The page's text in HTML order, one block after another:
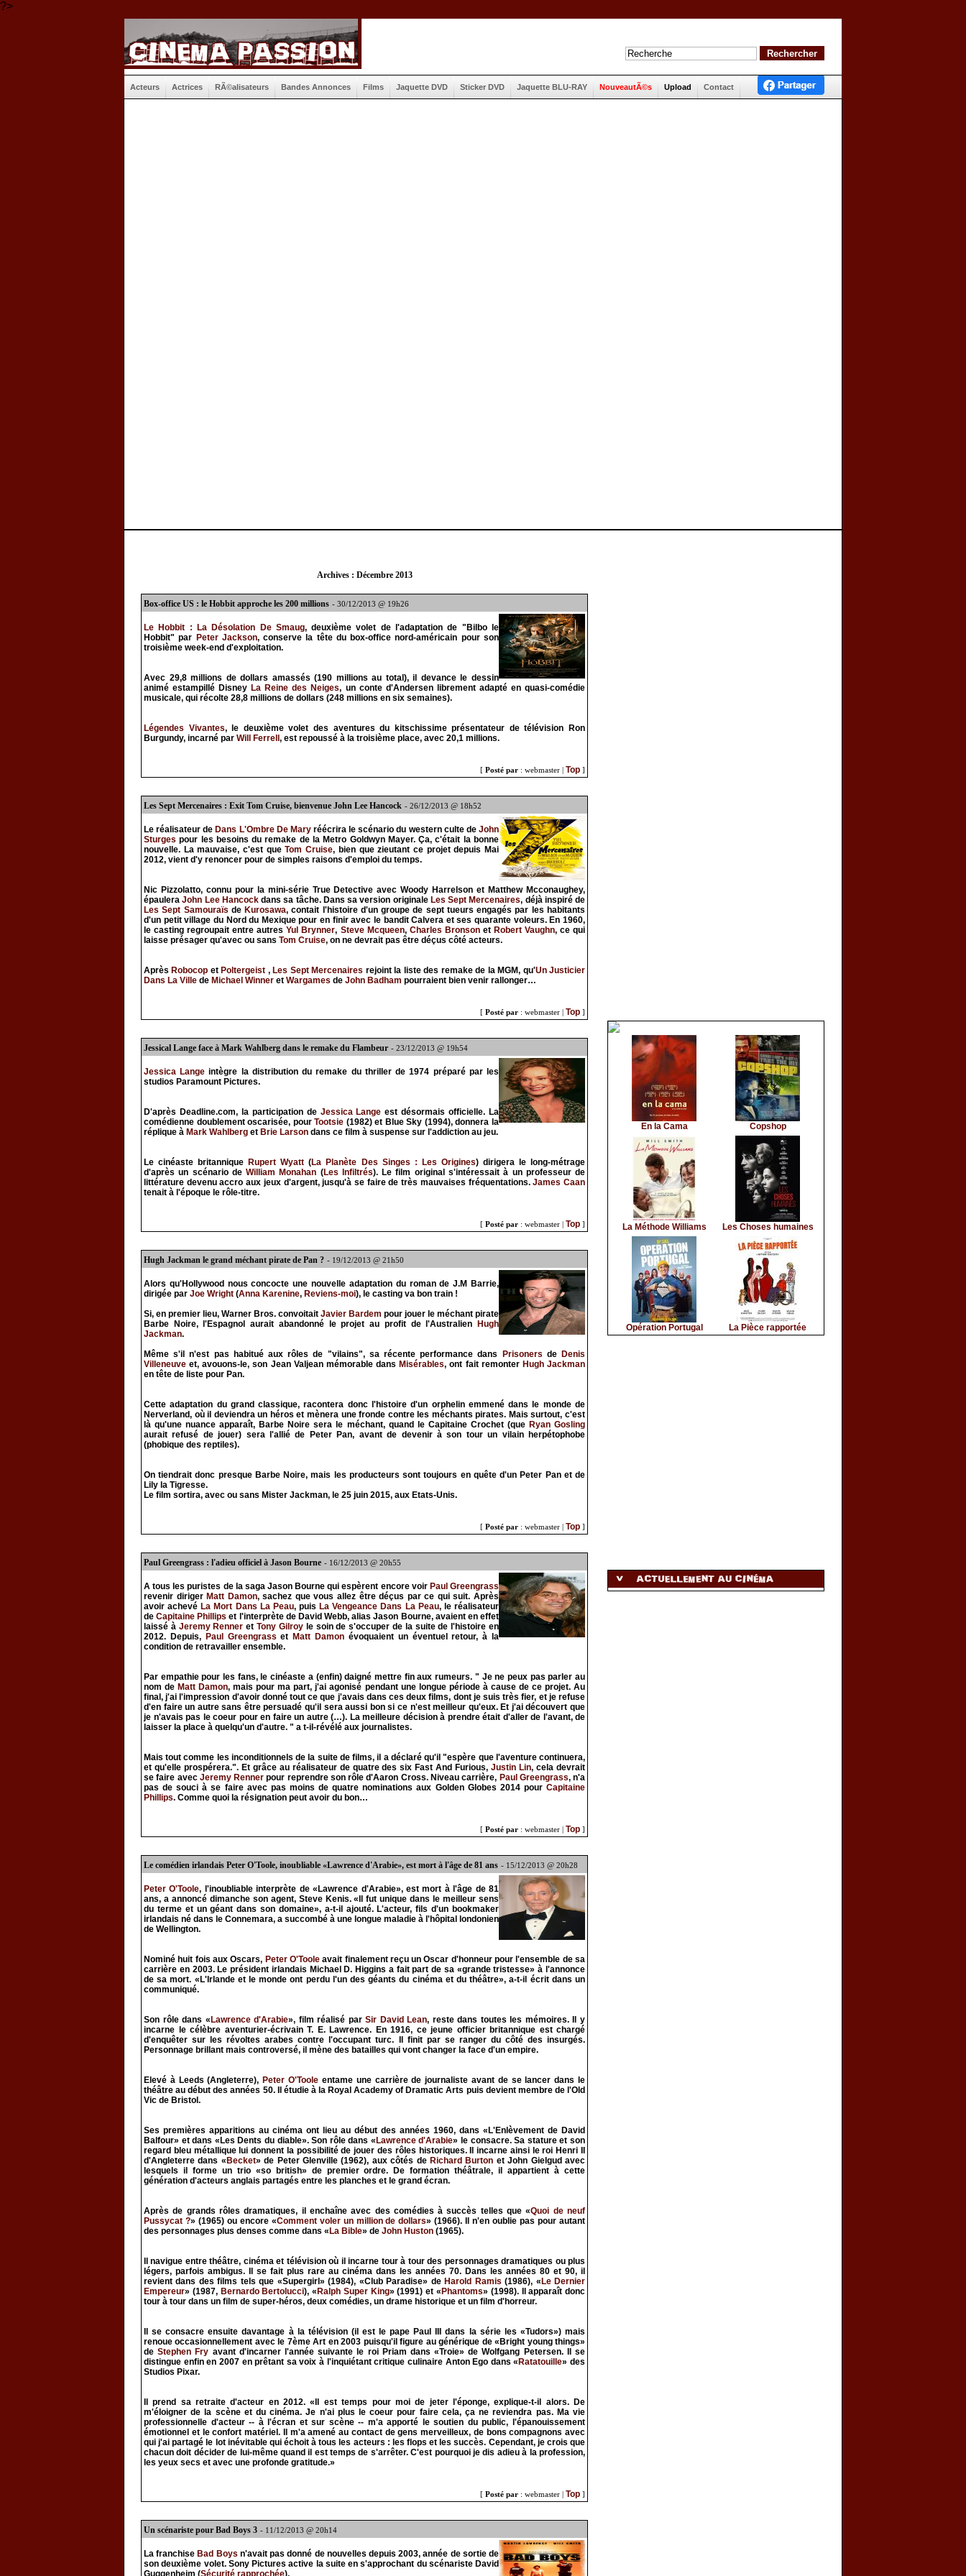
?>
Acteurs Actrices RÃ©alisateurs Bandes Annonces Films Jaquette DVD Sticker DVD Jaquette BLU-RAY NouveautÃ©s Upload Contact
Archives : Décembre 2013
Box-office US : le Hobbit approche les 200 millions - 30/12/2013 @ 19h26
Le Hobbit : La Désolation De Smaug, deuxième volet de l'adaptation de "Bilbo le
Hobbit" par Peter Jackson, conserve la tête du box-office nord-américain pour son
troisième week-end d'exploitation.
Avec 29,8 millions de dollars amassés (190 millions au total), il devance le dessin
animé estampillé Disney La Reine des Neiges, un conte d'Andersen librement adapté en quasi-comédie
musicale, qui récolte 28,8 millions de dollars (248 millions en six semaines).
Légendes Vivantes, le deuxième volet des aventures du kitschissime présentateur de télévision Ron
Burgundy, incarné par Will Ferrell , est repoussé à la troisième place, avec 20,1 millions.
[ Posté par : webmaster | Top ]
Les Sept Mercenaires : Exit Tom Cruise, bienvenue John Lee Hancock - 26/12/2013 @ 18h52
Le réalisateur de Dans L'Ombre De Maryréécrira le scénario du western culte deJohn
Sturges pour les besoins du remake de la Metro Goldwyn Mayer. Ça, c'était la bonne
nouvelle. La mauvaise, c'est queTom Cruise, bien que zieutant ce projet depuis Mai
2012, vient d'y renoncer pour de simples raisons d'emploi du temps.
Nic Pizzolatto, connu pour la mini-série True Detective avec Woody Harrelson et Matthew Mcconaughey,
épauleraJohn Lee Hancockdans sa tâche. Dans sa version originale Les Sept Mercenaires, déjà inspiré de
Les Sept Samouraïs de Kurosawa, contait l'histoire d'un groupe de sept tueurs engagés par les habitants
d'un petit village du Nord du Mexique pour en finir avec le bandit Calvera et ses quarante voleurs. En 1960,
le casting regroupait entre autresYul Brynner, Steve Mcqueen, Charles Bronsonet Robert Vaughn, ce qui
laisse présager qu'avec ou sans Tom Cruise, on ne devrait pas être déçus côté acteurs.
Après Robocop et Poltergeist , Les Sept Mercenaires rejoint la liste des remake de la MGM, qu'Un Justicier
Dans La Ville de Michael Winner et Wargames de John Badham pourraient bien venir rallonger…
[ Posté par : webmaster | Top ]
Jessical Lange face à Mark Wahlberg dans le remake du Flambeur - 23/12/2013 @ 19h54
Jessica Lange intègre la distribution du remake du thriller de 1974 préparé par les
studios Paramount Pictures.
D'après Deadline.com, la participation de Jessica Lange est désormais officielle. La
comédienne doublement oscarisée, pourTootsie (1982) et Blue Sky (1994), donnera la
réplique à Mark Wahlberg et Brie Larson dans ce film à suspense sur l'addiction au jeu.
Le cinéaste britannique Rupert Wyatt (La Planète Des Singes : Les Origines) dirigera le long-métrage
d'après un scénario deWilliam Monahan (Les Infiltrés). Le film original s'intéressait à un professeur de
littérature devenu accro aux jeux d'argent, jusqu'à se faire de très mauvaises fréquentations.James Caan
tenait à l'époque le rôle-titre.
[ Posté par : webmaster | Top ]
Hugh Jackman le grand méchant pirate de Pan ? - 19/12/2013 @ 21h50
Alors qu'Hollywood nous concocte une nouvelle adaptation du roman de J.M Barrie,
dirigée par Joe Wright (Anna Karenine, Reviens-moi), le casting va bon train !
Si, en premier lieu, Warner Bros. convoitait Javier Bardem pour jouer le méchant pirate
Barbe Noire, l'Espagnol aurait abandonné le projet au profit de l'Australien
Hugh
Jackman.
Même s'il n'est pas habitué aux rôles de "vilains", sa récente performance dans
Prisoners de Denis
Villeneuve et, avouons-le, son Jean Valjean mémorable dans Misérables, ont fait remonter Hugh Jackman
en tête de liste pour Pan.
Cette adaptation du grand classique, racontera donc l'histoire d'un orphelin emmené dans le monde de
Nerverland, où il deviendra un héros et mènera une fronde contre les méchants pirates. Mais surtout, c'est
là qu'une nuance apparaît, Barbe Noire sera le méchant, quand le Capitaine Crochet (que Ryan Gosling
aurait refusé de jouer) sera l'allié de Peter Pan, avant de devenir à son tour un vilain herpétophobe
(phobique des reptiles).
On tiendrait donc presque Barbe Noire, mais les producteurs sont toujours en quête d'un Peter Pan et de
Lily la Tigresse.
Le film sortira, avec ou sans Mister Jackman, le 25 juin 2015, aux Etats-Unis.
[ Posté par : webmaster | Top ]
Paul Greengrass : l'adieu officiel à Jason Bourne - 16/12/2013 @ 20h55
A tous les puristes de la saga Jason Bourne qui espèrent encore voir Paul Greengrass
revenir diriger Matt Damon, sachez que vous allez être déçus par ce qui suit. Après
avoir achevé La Mort Dans La Peau, puis La Vengeance Dans La Peau, le réalisateur
deCapitaine Phillips et l'interprète de David Webb, alias Jason Bourne, avaient en effet
laissé à Jeremy Renner etTony Gilroyle soin de s'occuper de la suite de l'histoire en
2012. Depuis, Paul Greengrass et Matt Damon évoquaient un éventuel retour, à la
condition de retravailler ensemble.
Par empathie pour les fans, le cinéaste a (enfin) daigné mettre fin aux rumeurs. " Je ne peux pas parler au
nom de Matt Damon, mais pour ma part, j'ai agonisé pendant une longue période à cause de ce projet. Au
final, j'ai l'impression d'avoir donné tout ce que j'avais dans ces deux films, dont je suis très fier, et je refuse
d'en faire un autre sans être persuadé qu'il sera aussi bon si ce n'est meilleur qu'eux. Et j'ai découvert que
je n'avais pas le coeur pour en faire un autre (…). La meilleure décision à prendre était d'aller de l'avant, de
laisser la place à quelqu'un d'autre. " a t-il-révélé aux journalistes.
Mais tout comme les inconditionnels de la suite de films, il a déclaré qu'il "espère que l'aventure continuera,
et qu'elle prospérera.". Et grâce au réalisateur de quatre des six Fast And Furious,Justin Lin, cela devrait
se faire avec Jeremy Renner pour reprendre son rôle d'Aaron Cross. Niveau carrière, Paul Greengrass, n'a
pas de souci à se faire avec pas moins de quatre nominations aux Golden Globes 2014 pour Capitaine
Phillips. Comme quoi la résignation peut avoir du bon…
[ Posté par : webmaster | Top ]
Le comédien irlandais Peter O'Toole, inoubliable «Lawrence d'Arabie», est mort à l'âge de 81 ans - 15/12/2013 @ 20h28
Peter O'Toole, l'inoubliable interprète de «Lawrence d'Arabie», est mort à l'âge de 81
ans, a annoncé dimanche son agent, Steve Kenis. «Il fut unique dans le meilleur sens
du terme et un géant dans son domaine», a-t-il ajouté. L'acteur, fils d'un bookmaker
irlandais né dans le Connemara, a succombé à une longue maladie à l'hôpital londonien
de Wellington.
Nominé huit fois aux Oscars, Peter O'Tooleavait finalement reçu un Oscar d'honneur pour l'ensemble de sa
carrière en 2003. Le président irlandais Michael D. Higgins a fait part de sa «grande tristesse» à l'annonce
de sa mort. «L'Irlande et le monde ont perdu l'un des géants du cinéma et du théâtre», a-t-il écrit dans un
communiqué.
Son rôle dans « Lawrence d'Arabie», film réalisé parSir David Lean, reste dans toutes les mémoires. Il y
incarne le célèbre aventurier-écrivain T. E. Lawrence. En 1916, ce jeune officier britannique est chargé
d'enquêter sur les révoltes arabes contre l'occupant turc. Il finit par se ranger du côté des insurgés.
Personnage brillant mais controversé, il mène des batailles qui vont changer la face d'un empire.
Elevé à Leeds (Angleterre), Peter O'Toole entame une carrière de journaliste avant de se lancer dans le
théâtre au début des années 50. Il étudie à la Royal Academy of Dramatic Arts puis devient membre de l'Old
Vic de Bristol.
Ses premières apparitions au cinéma ont lieu au début des années 1960, dans «L'Enlèvement de David
Balfour» et dans «Les Dents du diable». Son rôle dans « Lawrence d'Arabie» le consacre. Sa stature et son
regard bleu métallique lui donnent la possibilité de jouer des rôles historiques. Il incarne ainsi le roi Henri II
d'Angleterre dans « Becket» de Peter Glenville (1962), aux côtés de Richard Burton et John Gielgud avec
lesquels il forme un trio «so british» de premier ordre. De formation théâtrale, il appartient à cette
génération d'acteurs anglais partagés entre les planches et le grand écran.
Après de grands rôles dramatiques, il enchaîne avec des comédies à succès telles que «Quoi de neuf
Pussycat ?» (1965) ou encore «Comment voler un million de dollars» (1966). Il n'en oublie pas pour autant
des personnages plus denses comme dans « La Bible» de John Huston (1965).
Il navigue entre théâtre, cinéma et télévision où il incarne tour à tour des personnages dramatiques ou plus
légers, parfois ambigus. Il se fait plus rare au cinéma dans les années 70. Dans les années 80 et 90, il
revient dans des films tels que «Supergirl» (1984), «Club Paradise» de Harold Ramis (1986), « Le Dernier
Empereur» (1987, Bernardo Bertolucci), « Ralph Super King» (1991) et « Phantoms» (1998). Il apparaît donc
tour à tour dans un film de super-héros, deux comédies, un drame historique et un film d'horreur.
Il se consacre ensuite davantage à la télévision (il est le pape Paul III dans la série les «Tudors») mais
renoue occasionnellement avec le 7ème Art en 2003 puisqu'il figure au générique de «Bright young things»
deStephen Fry avant d'incarner l'année suivante le roi Priam dans «Troie» de Wolfgang Petersen. Il se
distingue enfin en 2007 en prêtant sa voix à l'inquiétant critique culinaire Anton Ego dans « Ratatouille» des
Studios Pixar.
Il prend sa retraite d'acteur en 2012. «Il est temps pour moi de jeter l'éponge, explique-t-il alors. De
m'éloigner de la scène et du cinéma. Je n'ai plus le coeur pour faire cela, ça ne reviendra pas. Ma vie
professionnelle d'acteur -- à l'écran et sur scène -- m'a apporté le soutien du public, l'épanouissement
émotionnel et le confort matériel. Il m'a amené au contact de gens merveilleux, de bons compagnons avec
qui j'ai partagé le lot inévitable qui échoit à tous les acteurs : les flops et les succès. Cependant, je crois que
chacun doit décider de lui-même quand il est temps de s'arrêter. C'est pourquoi je dis adieu à la profession,
les yeux secs et avec une profonde gratitude.»
[ Posté par : webmaster | Top ]
Un scénariste pour Bad Boys 3 - 11/12/2013 @ 20h14
La franchise Bad Boys n'avait pas donné de nouvelles depuis 2003, année de sortie de
son deuxième volet. Sony Pictures active la suite en s'approchant du scénariste David
Guggenheim (Sécurité rapprochée).
En la Cama Copshop
La Méthode Williams Les Choses humaines
Opération Portugal La Pièce rapportée